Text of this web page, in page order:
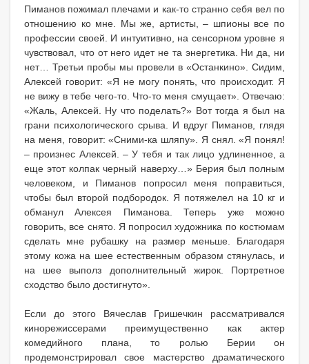
Пиманов пожимал плечами и как-то странно себя вел по
отношению ко мне. Мы же, артисты, – шпионы все по
профессии своей. И интуитивно, на сенсорном уровне я
чувствовал, что от него идет не та энергетика. Ни да, ни
нет… Третьи пробы мы провели в «Останкино». Сидим,
Алексей говорит: «Я не могу понять, что происходит. Я
не вижу в тебе чего-то. Что-то меня смущает». Отвечаю:
«Жаль, Алексей. Ну что поделать?» Вот тогда я был на
грани психологического срыва. И вдруг Пиманов, глядя
на меня, говорит: «Сними-ка шляпу». Я снял. «Я понял!
– произнес Алексей. – У тебя и так лицо удлиненное, а
еще этот колпак черный наверху…» Берия был полным
человеком, и Пиманов попросил меня поправиться,
чтобы был второй подбородок. Я потяжелел на 10 кг и
обманул Алексея Пиманова. Теперь уже можно
говорить, все снято. Я попросил художника по костюмам
сделать мне рубашку на размер меньше. Благодаря
этому кожа на шее естественным образом стянулась, и
на шее выполз дополнительный жирок. Портретное
сходство было достигнуто».
Если до этого Вячеслав Гришечкин рассматривался
кинорежиссерами преимущественно как актер
комедийного плана, то ролью Берии он
продемонстрировал свое мастерство драматического